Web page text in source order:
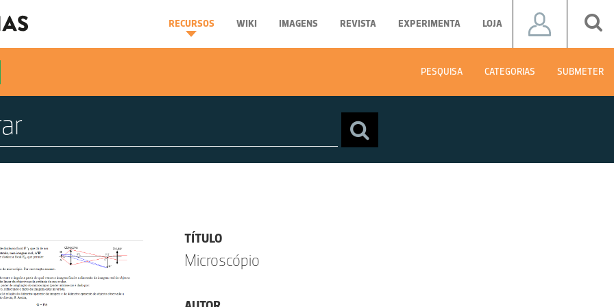
RECURSOS WIKI IMAGENS REVISTA EXPERIMENTA LOJA
PESQUISA CATEGORIAS SUBMETER
TÍTULO
Microscópio